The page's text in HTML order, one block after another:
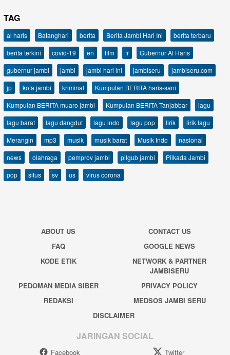
TAG
al haris Batanghari berita Berita Jambi Hari Ini
berita terbaru
berita terkini
covid-19 en film fr
Gubernur Al Haris
gubernur jambi
jambi jambi hari ini jambiseru
jambiseru.com
jp
kota jambi kriminal
Kumpulan BERITA haris-sani
Kumpulan BERITA muaro jambi
Kumpulan BERITA Tanjabbar
lagu
lagu barat
lagu dangdut lagu indo lagu pop lirik
lirik lagu
Merangin
mp3 musik musik barat Musik Indo
nasional
news
olahraga pemprov jambi pilgub jambi
Pilkada Jambi
pop
situs sv us virus corona
ABOUT US
CONTACT US
FAQ
GOOGLE NEWS
KODE ETIK
NETWORK & PARTNER
JAMBISERU
PEDOMAN MEDIA SIBER
PRIVACY POLICY
REDAKSI
MEDSOS JAMBI SERU
DISCLAIMER
JARINGAN SOCIAL
Facebook Twitter